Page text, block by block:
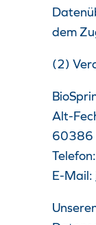
dem
(2)
Alt-
60386
E-Mail: